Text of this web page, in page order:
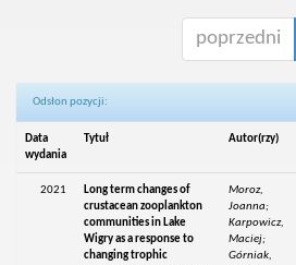
poprzedni
Odsłon pozycji:
Data
wydania
Tytuł Autor(rzy)
2021
Long term changes of
crustacean zooplankton
communities in Lake
Wigry as a response to
changing trophic
Moroz,
Joanna;
Karpowicz,
Maciej;
Górniak,